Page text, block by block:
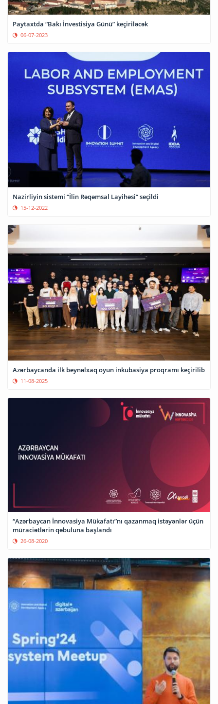
Paytaxtda “Bakı İnvestisiya Günü” keçiriləcək
06-07-2023
Nazirliyin sistemi “İlin Rəqəmsal Layihəsi” seçildi
15-12-2022
Azərbaycanda ilk beynəlxaq oyun inkubasiya proqramı keçirilib
11-08-2025
“Azərbaycan İnnovasiya Mükafatı”nı qazanmaq istəyənlər üçün
müraciətlərin qəbuluna başlandı
26-08-2020